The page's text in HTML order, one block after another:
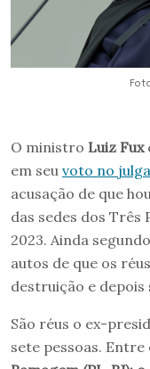
O ministro Luiz Fux
em seu voto no
acusação de que
das sedes dos Três
2023. Ainda
autos de que os
destruição e depois
São réus o ex-
sete pessoas. Entre